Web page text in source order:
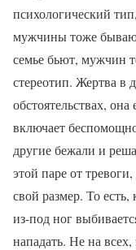
психологический
мужчины тоже
семье бьют, мужчин
стереотип. Жертва в
обстоятельствах,
включает
другие бежали и
этой паре от
свой размер. То есть,
из-под ног
нападать. Не на